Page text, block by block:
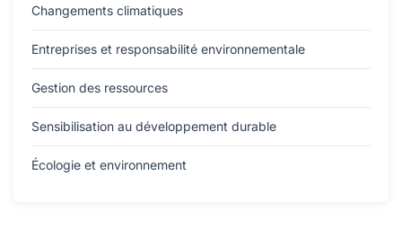
Changements climatiques
Entreprises et responsabilité environnementale
Gestion des ressources
Sensibilisation au développement durable
Écologie et environnement